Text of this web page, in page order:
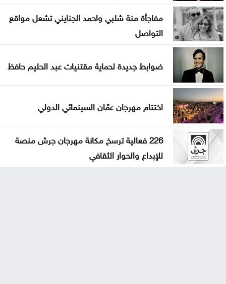
مفاجأة منة شلبي واحمد الجنايني تشعل مواقع
التواصل
ضوابط جديدة لحماية مقتنيات عبد الحليم حافظ
اختتام مهرجان عمّان السينمائي الدولي
226 فعالية ترسخ مكانة مهرجان جرش منصة
للإبداع والحوار الثقافي